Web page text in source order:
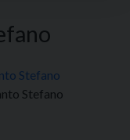
Stefano
Stefano